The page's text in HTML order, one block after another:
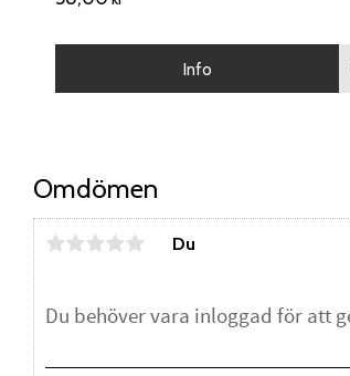
Omdömen
Du
Info